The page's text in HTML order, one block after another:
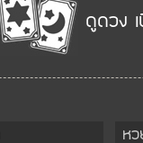
ดูดวง
ห